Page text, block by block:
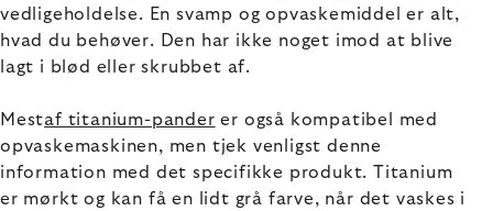
vedligeholdelse. En svamp og opvaskemiddel er alt,
hvad du behøver. Den har ikke noget imod at blive
lagt i blød eller skrubbet af.
Mestaf titanium-pander er også kompatibel med
opvaskemaskinen, men tjek venligst denne
information med det specifikke produkt. Titanium
er mørkt og kan få en lidt grå farve, når det vaskes i